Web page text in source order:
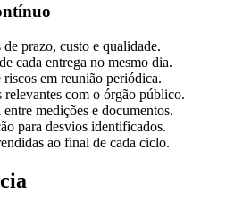
prazo, custo e qualidade.
cada entrega no mesmo dia.
em reunião periódica.
com o órgão público.
medições e documentos.
para desvios identificados.
ao final de cada ciclo.